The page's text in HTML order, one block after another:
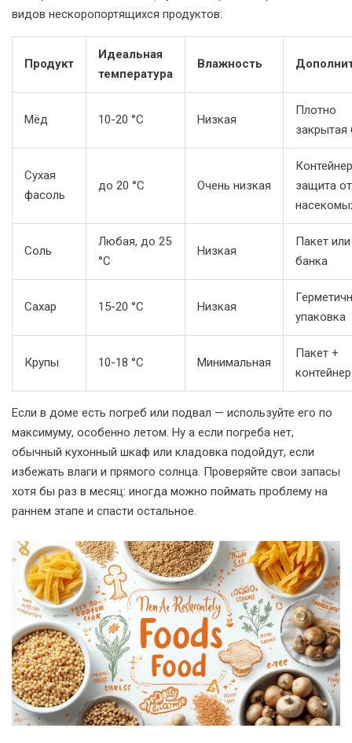
видов нескоропортящихся продуктов:
Продукт
Идеальная
температура
Влажность
Мёд 10-20 °C Низкая
Плотно
закрытая
Сухая
фасоль
до 20 °C Очень низкая
защита от
Соль
Любая, до 25
°C
Низкая
Пакет
банка
Сахар 15-20 °C Низкая
упаковка
Крупы 10-18 °C Минимальная
Пакет +
контейнер
Если в доме есть погреб или подвал — используйте его по
максимуму, особенно летом. Ну а если погреба нет,
обычный кухонный шкаф или кладовка подойдут, если
избежать влаги и прямого солнца. Проверяйте свои запасы
хотя бы раз в месяц: иногда можно поймать проблему на
раннем этапе и спасти остальное.